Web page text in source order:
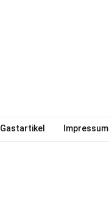
Gastartikel Impressum